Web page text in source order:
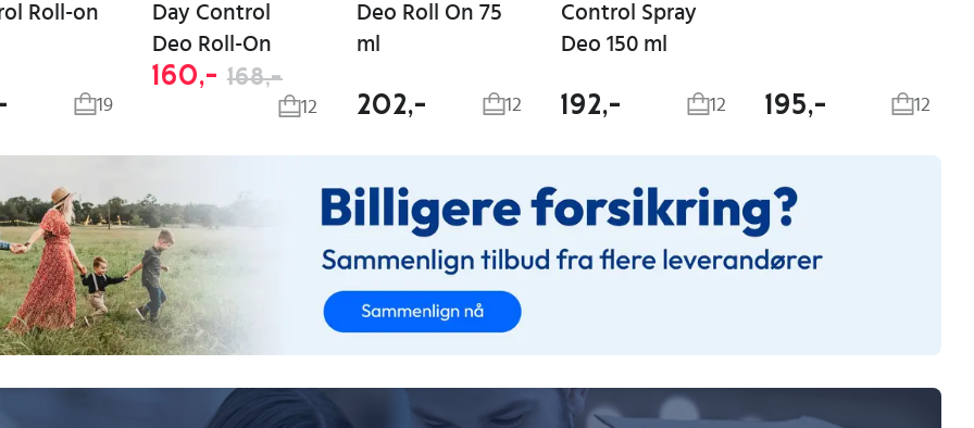
Roll-on
19
Day Control
Deo Roll-On
160,- 168,-
12
Deo Roll On 75
ml
202,- 12
Control Spray
Deo 150 ml
192,- 12 195,- 12